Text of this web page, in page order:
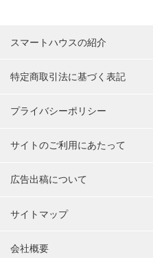
スマートハウスの紹介
特定商取引法に基づく表記
プライバシーポリシー
サイトのご利用にあたって
広告出稿について
サイトマップ
会社概要